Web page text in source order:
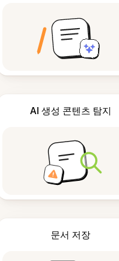
AI 생성 콘텐츠 탐지
문서 저장